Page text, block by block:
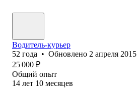
Водитель-курьер
52 года • Обновлено 2 апреля 2015
25 000 ₽
Общий опыт
14 лет 10 месяцев